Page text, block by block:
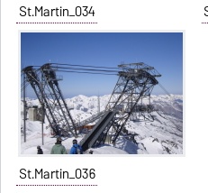
St.Martin_034
St.Martin_036